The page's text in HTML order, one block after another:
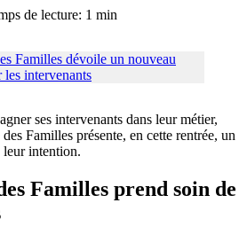
de lecture: 1 min
ses intervenants dans leur métier,
Familles présente, en cette rentrée, un
leur intention.
Familles prend soin de